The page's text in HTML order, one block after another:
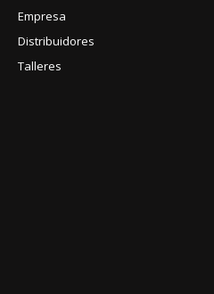
Empresa
Distribuidores
Talleres